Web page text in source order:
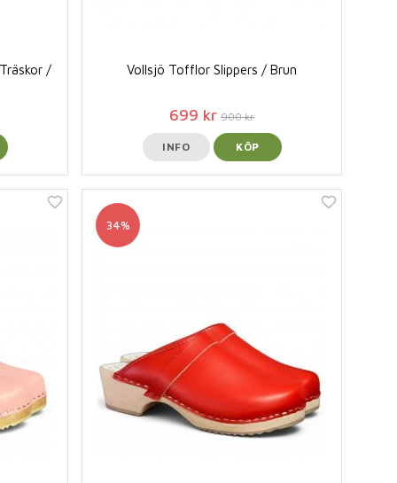
/ Vollsjö Tofflor Slippers / Brun
699 kr 900 kr
INFO KÖP
34%